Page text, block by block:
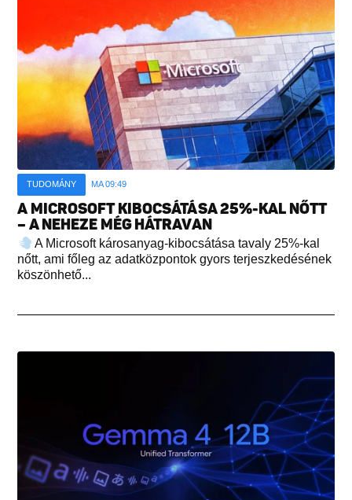
TUDOMÁNY MA 09:49
A MICROSOFT KIBOCSÁTÁSA 25%-KAL NŐTT
– A NEHEZE MÉG HÁTRAVAN
A Microsoft károsanyag-kibocsátása tavaly 25%-kal
nőtt, ami főleg az adatközpontok gyors terjeszkedésének
köszönhető...